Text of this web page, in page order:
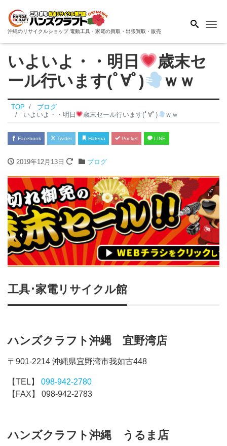
沖縄のリサイクルショップ 電動工具・家電の買取・出張買取・販売
いよいよ・・明日
歳末セ
ール行います(ﾟ∀ﾟ)
ｗｗ
TOP
ブログ
いよいよ・・明日
歳末セール行います(ﾟ∀ﾟ) ｗｗ
Facebook Twitter Hatena Pocket LINE
2019年12月13日 ブログ
工具･家電リサイクル館
ハンズクラフト沖縄 宜野湾店
〒901-2214 沖縄県宜野湾市我如古448
【TEL】 098-942-2780
【FAX】 098-942-2783
ハンズクラフト沖縄 うるま店